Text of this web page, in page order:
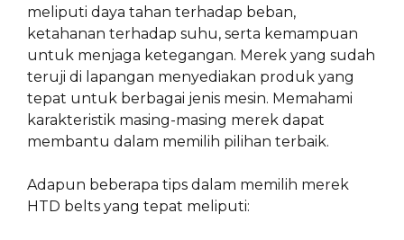
meliputi daya tahan terhadap beban,
ketahanan terhadap suhu, serta kemampuan
untuk menjaga ketegangan. Merek yang sudah
teruji di lapangan menyediakan produk yang
tepat untuk berbagai jenis mesin. Memahami
karakteristik masing-masing merek dapat
membantu dalam memilih pilihan terbaik.
Adapun beberapa tips dalam memilih merek
HTD belts yang tepat meliputi: